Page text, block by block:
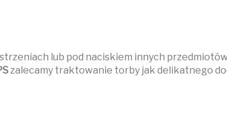
lub pod naciskiem innych
zalecamy traktowanie torby jak delikatnego